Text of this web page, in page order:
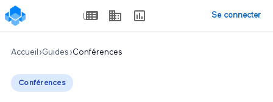
Se connecter
Accueil ›Guides ›Conférences
Conférences